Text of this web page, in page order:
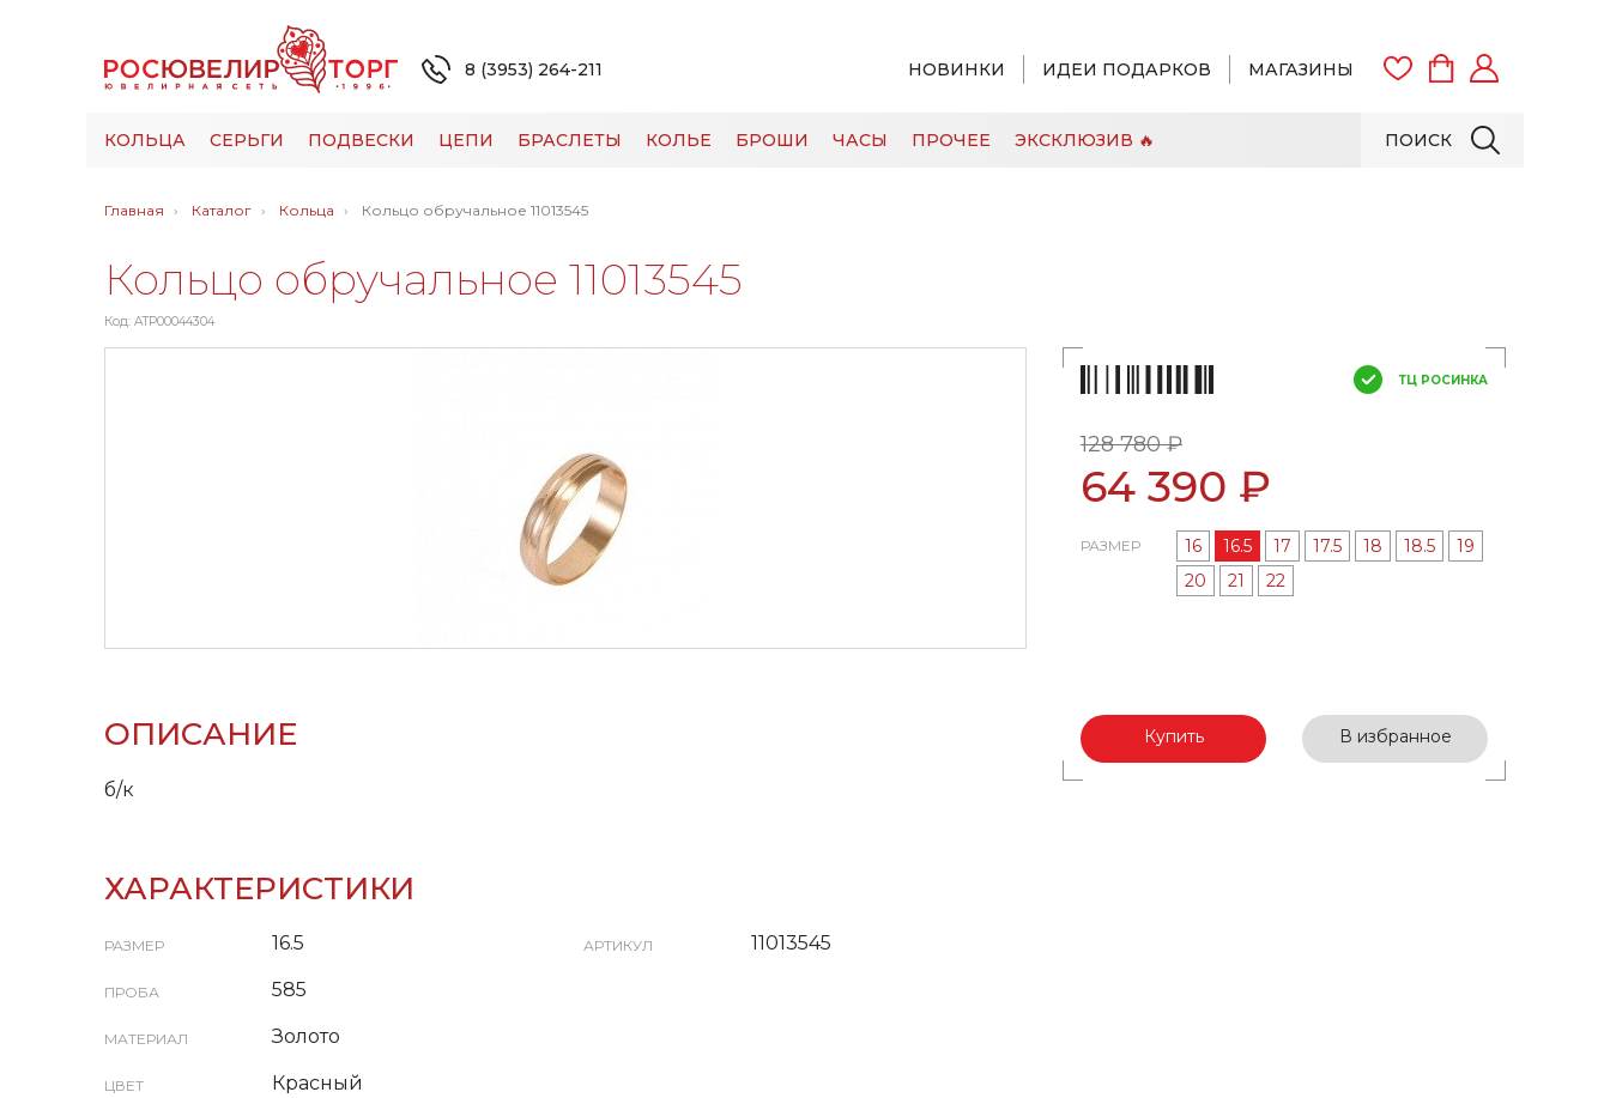
8 (3953) 264-211 НОВИНКИ ИДЕИ ПОДАРКОВ МАГАЗИНЫ
ПОИСК
КОЛЬЦА СЕРЬГИ ПОДВЕСКИ ЦЕПИ БРАСЛЕТЫ КОЛЬЕ БРОШИ ЧАСЫ ПРОЧЕЕ ЭКСКЛЮЗИВ 🔥
Главная Каталог Кольца Кольцо обручальное 11013545
Кольцо обручальное 11013545
Код: ATP00044304
ОПИСАНИЕ
б/к
ХАРАКТЕРИСТИКИ
РАЗМЕР 16.5
ПРОБА 585
МАТЕРИАЛ Золото
ЦВЕТ Красный
АРТИКУЛ 11013545
ТЦ РОСИНКА
128 780 ₽
64 390 ₽
РАЗМЕР 16 16.5 17 17.5 18 18.5
19
20
21 22
Купить В избранное